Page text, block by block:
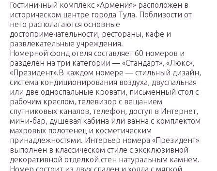
Гостиничный комплекс «Армения» расположен в
историческом центре города Тула. Поблизости от
него располагаются основные
достопримечательности, рестораны, кафе и
развлекательные учреждения.
Номерной фонд отеля составляет 60 номеров и
разделен на три категории — «Стандарт», «Люкс»,
«Президент».В каждом номере — стильный дизайн,
система кондиционирования воздуха, двуспальная
или две односпальные кровати, письменный стол с
рабочим креслом, телевизор с вещанием
спутниковых каналов, телефон, доступ в Интернет,
мини-бар, душевая кабина или ванна с комплектом
махровых полотенец и косметическим
принадлежностями. Интерьер номера «Президент»
выполнен в классическом стиле с эксклюзивной
декоративной отделкой стен натуральным камнем.
Номер состоит из двух спален и холла с мягкой